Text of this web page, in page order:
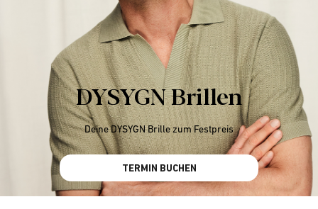
DYSYGN Brillen
Deine DYSYGN Brille zum Festpreis
TERMIN BUCHEN